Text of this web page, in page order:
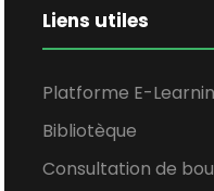
Liens utiles
Platforme E-
Bibliotèque
Consultation de